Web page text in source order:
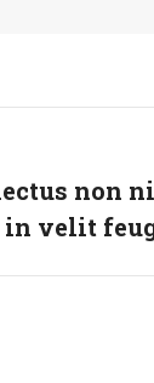
non
in velit